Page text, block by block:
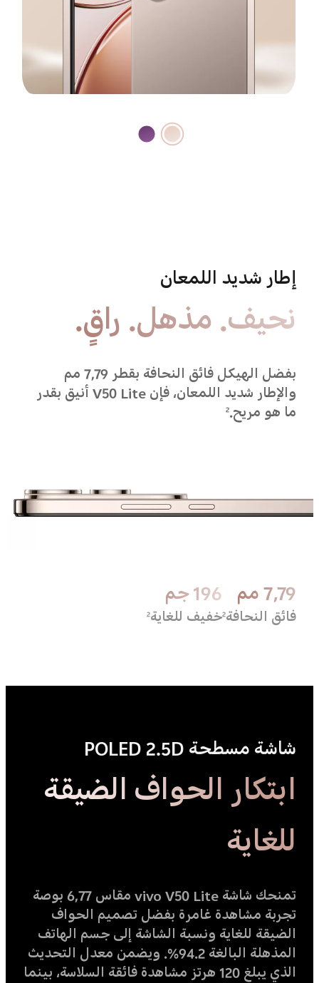
إطار شديد اللمعان
نحيف. مذهل. راقٍ.
بفضل الهيكل فائق النحافة بقطر 7,79 مم
والإطار شديد اللمعان، فإن V50 Lite أنيق بقدر
ما هو مريح.2
7,79 مم
فائق النحافة2
196 جم
خفيف للغاية2
شاشة مسطحة POLED 2.5D
ابتكار الحواف الضيقة
للغاية
تمنحك شاشة vivo V50 Lite مقاس 6,77 بوصة
تجربة مشاهدة غامرة بفضل تصميم الحواف
الضيقة للغاية ونسبة الشاشة إلى جسم الهاتف
المذهلة البالغة 94.2%. ويضمن معدل التحديث
الذي يبلغ 120 هرتز مشاهدة فائقة السلاسة، بينما